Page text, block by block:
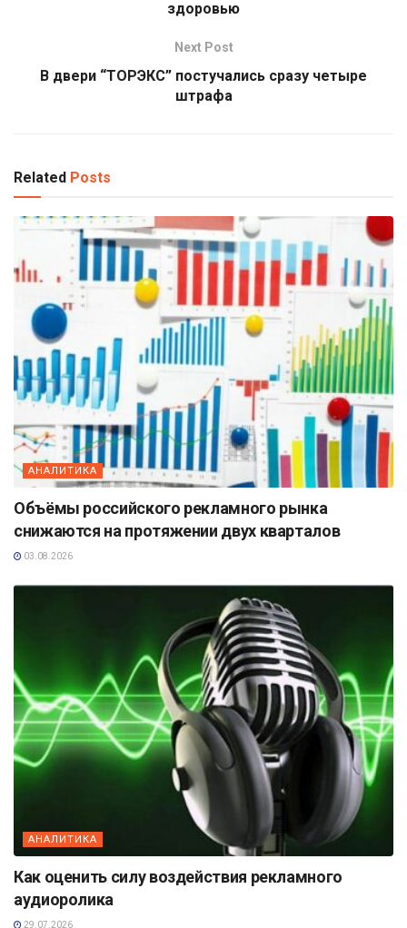
здоровью
Next Post
В двери “ТОРЭКС” постучались сразу четыре
штрафа
Related Posts
АНАЛИТИКА
Объёмы российского рекламного рынка
снижаются на протяжении двух кварталов
03.08.2026
АНАЛИТИКА
Как оценить силу воздействия рекламного
аудиоролика
29.07.2026